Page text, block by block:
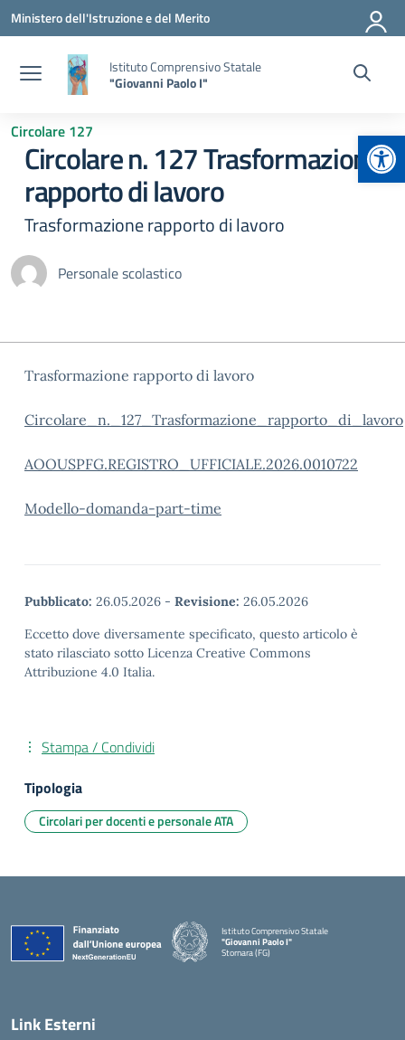
Vai ai contenuti
Vai al menu di navigazione
Vai al footer
Ministero dell'Istruzione e del Merito
Istituto Comprensivo Statale
"Giovanni Paolo I"
Circolare 127
Circolare n. 127 Trasformazione
rapporto di lavoro
Trasformazione rapporto di lavoro
Personale scolastico
Trasformazione rapporto di lavoro
Circolare_n._127_Trasformazione_rapporto_di_lavoro
AOOUSPFG.REGISTRO_UFFICIALE.2026.0010722
Modello-domanda-part-time
Pubblicato: 26.05.2026 - Revisione: 26.05.2026
Eccetto dove diversamente specificato, questo articolo è
stato rilasciato sotto Licenza Creative Commons
Attribuzione 4.0 Italia.
Stampa / Condividi
Tipologia
Circolari per docenti e personale ATA
Istituto Comprensivo Statale
"Giovanni Paolo I"
Stornara (FG)
Link Esterni